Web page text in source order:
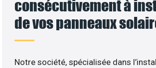
consécutivement à
de vos panneaux
Notre société, spécialisée dans